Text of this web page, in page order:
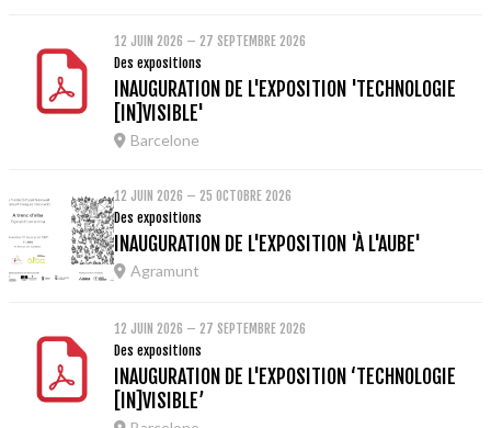
12 JUIN 2026 – 27 SEPTEMBRE 2026
Des expositions
INAUGURATION DE L'EXPOSITION 'TECHNOLOGIE
[IN]VISIBLE'
Barcelone
12 JUIN 2026 – 25 OCTOBRE 2026
Des expositions
INAUGURATION DE L'EXPOSITION 'À L'AUBE'
Agramunt
12 JUIN 2026 – 27 SEPTEMBRE 2026
Des expositions
INAUGURATION DE L'EXPOSITION ‘TECHNOLOGIE
[IN]VISIBLE’